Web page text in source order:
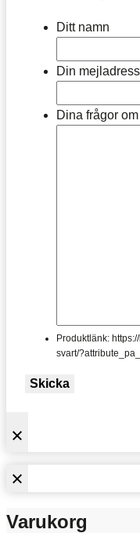
Ditt namn
Din mejladress
Dina frågor
Produktlänk:
svart/
Skicka
Varukorg